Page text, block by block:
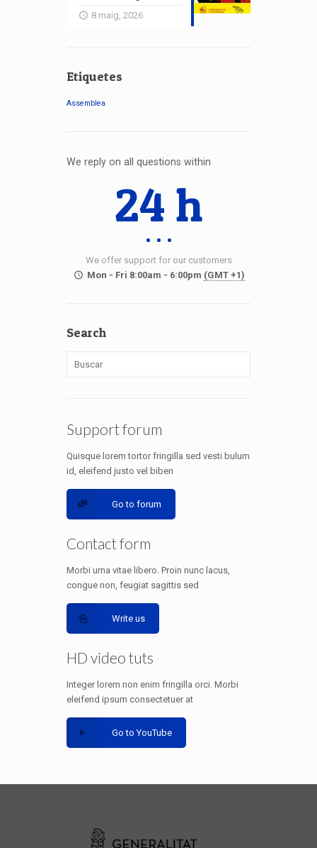
8 maig, 2026
Etiquetes
Assemblea
We reply on all questions within
24 h
We offer support for our customers
Mon - Fri 8:00am - 6:00pm (GMT +1)
Search
Support forum
Quisque lorem tortor fringilla sed vesti bulum
id, eleifend justo vel biben
Go to forum
Contact form
Morbi urna vitae libero. Proin nunc lacus,
congue non, feugiat sagittis sed
Write us
HD video tuts
Integer lorem non enim fringilla orci. Morbi
eleifend ipsum consectetuer at
Go to YouTube